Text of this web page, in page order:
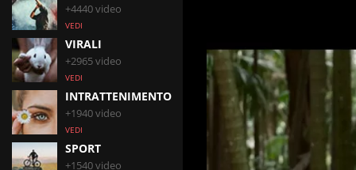
MOTORI
+4440 video
VEDI
VIRALI
+2965 video
VEDI
INTRATTENIMENTO
+1940 video
VEDI
SPORT
+1540 video